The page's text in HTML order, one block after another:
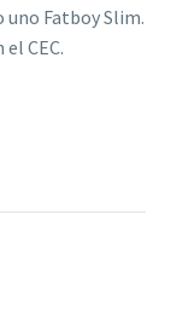
uno Fatboy Slim.
CEC.